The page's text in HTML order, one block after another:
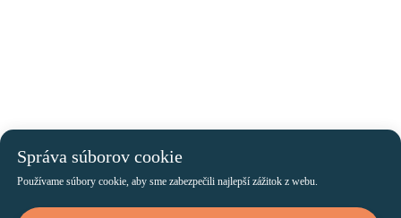
Správa súborov cookie
Používame súbory cookie, aby sme zabezpečili najlepší zážitok z webu.